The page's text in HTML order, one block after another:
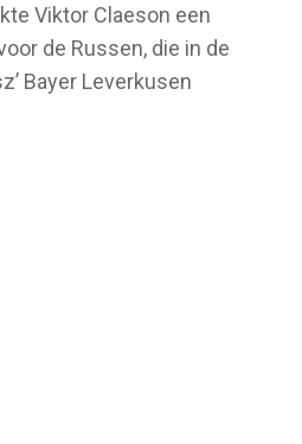
Viktor Claeson een
de Russen, die in de
Bayer Leverkusen